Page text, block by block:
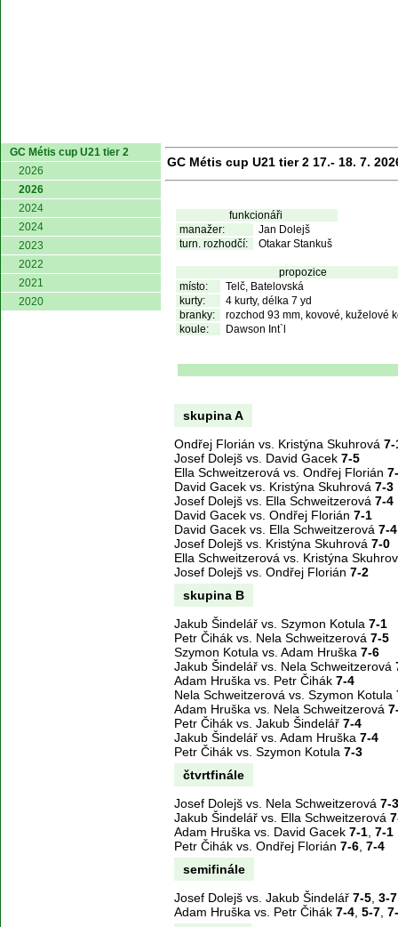
GC Métis cup U21 tier 2
2026
2026
2024
2024
2023
2022
2021
2020
GC Métis cup U21 tier 2 17.- 18. 7.
funkcionáři
manažer:
Jan Dolejš
turn. rozhodčí:
Otakar Stankuš
propozice
místo:
Telč, Batelovská
kurty:
4 kurty, délka 7 yd
branky:
rozchod 93 mm, kovové, kuželové
koule:
Dawson Int`l
skupina A
Ondřej Florián vs. Kristýna Skuhrová 7-
Josef Dolejš vs. David Gacek 7-5
Ella Schweitzerová vs. Ondřej Florián
David Gacek vs. Kristýna Skuhrová 7-3
Josef Dolejš vs. Ella Schweitzerová 7-4
David Gacek vs. Ondřej Florián 7-1
David Gacek vs. Ella Schweitzerová 7-4
Josef Dolejš vs. Kristýna Skuhrová 7-0
Ella Schweitzerová vs. Kristýna
Josef Dolejš vs. Ondřej Florián 7-2
skupina B
Jakub Šindelář vs. Szymon Kotula 7-1
Petr Čihák vs. Nela Schweitzerová 7-5
Szymon Kotula vs. Adam Hruška 7-6
Jakub Šindelář vs. Nela Schweitzerová
Adam Hruška vs. Petr Čihák 7-4
Nela Schweitzerová vs. Szymon Kotula
Adam Hruška vs. Nela Schweitzerová
Petr Čihák vs. Jakub Šindelář 7-4
Jakub Šindelář vs. Adam Hruška 7-4
Petr Čihák vs. Szymon Kotula 7-3
čtvrtfinále
Josef Dolejš vs. Nela Schweitzerová 7-3
Jakub Šindelář vs. Ella Schweitzerová
Adam Hruška vs. David Gacek 7-1 7-1
Petr Čihák vs. Ondřej Florián 7-6 7-4
semifinále
Josef Dolejš vs. Jakub Šindelář 7-5 3-7
Adam Hruška vs. Petr Čihák 7-4 5-7